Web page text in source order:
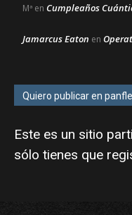
Mª en Cumpleaños
Jamarcus Eaton en
Quiero publicar en
Este es un sitio
sólo tienes que